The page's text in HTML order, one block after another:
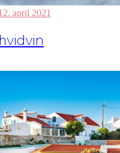
2. april 2021